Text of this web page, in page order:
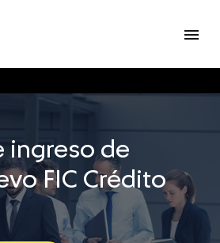
menu
ingreso de
FIC Crédito